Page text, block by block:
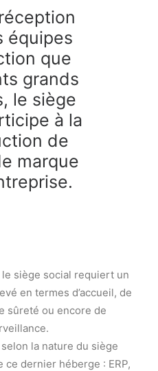
équipes
que
grands
le siège
à la
de
marque
siège social requiert un
en termes d’accueil, de
sûreté ou encore de
la nature du siège
dernier héberge : ERP,